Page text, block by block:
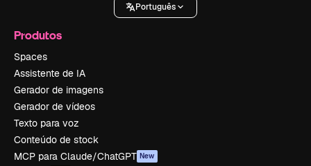
Português
Produtos
Spaces
Assistente de IA
Gerador de imagens
Gerador de vídeos
Texto para voz
Conteúdo de stock
MCP para Claude/ChatGPT New